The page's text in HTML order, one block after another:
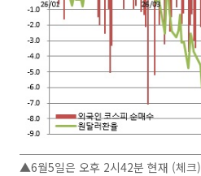
▲6월5일은 오후 2시42분 현재 (체크)